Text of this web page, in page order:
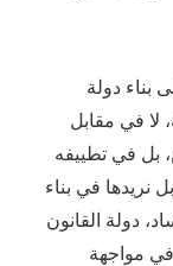
بناء دولة
لا في مقابل
بل في تطييفه
نريدها في بناء
دولة القانون
في مواجهة